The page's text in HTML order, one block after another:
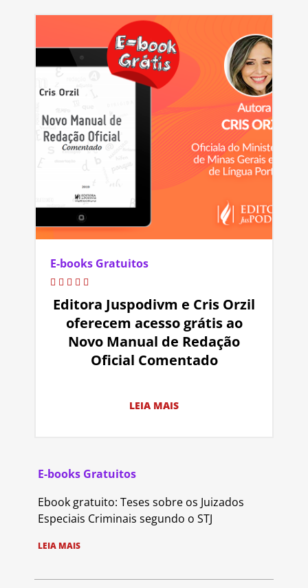
E-books Gratuitos
Editora Juspodivm e Cris Orzil
oferecem acesso grátis ao
Novo Manual de Redação
Oficial Comentado
LEIA MAIS
E-books Gratuitos
Ebook gratuito: Teses sobre os Juizados
Especiais Criminais segundo o STJ
LEIA MAIS